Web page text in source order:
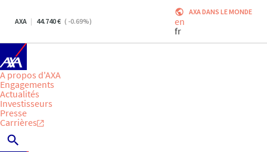
AXA 44.740 ( -0.69%)
AXA DANS LE MONDE
en
fr
A propos d'AXA
Engagements
Actualités
Investisseurs
Presse
Carrières